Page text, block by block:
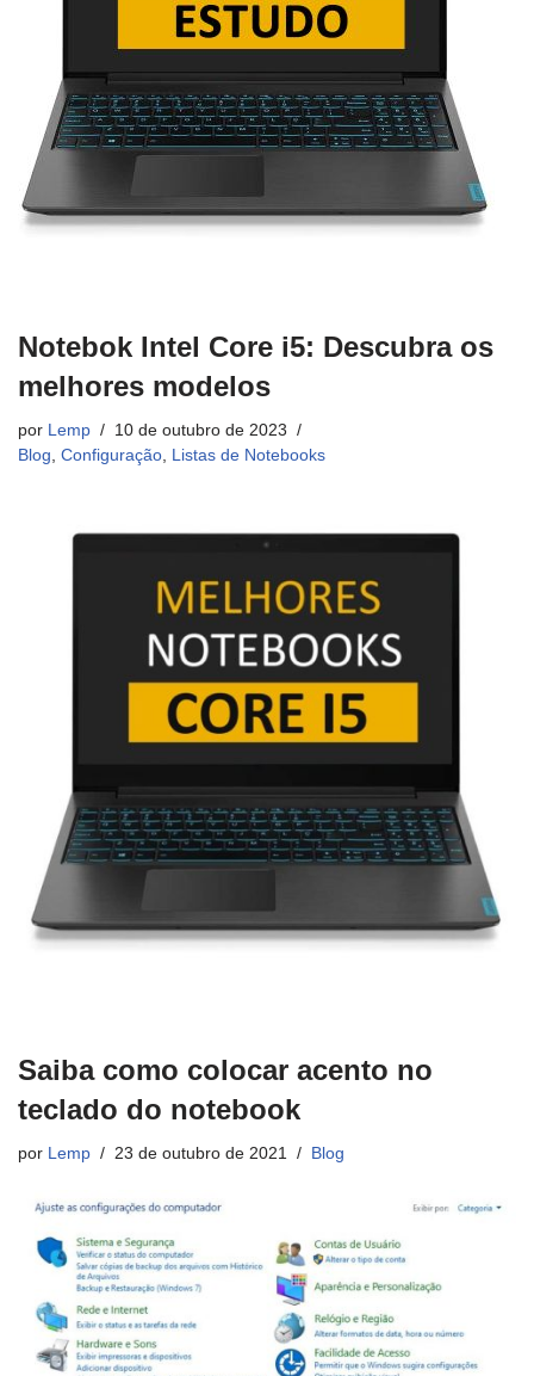
Notebok Intel Core i5: Descubra os
melhores modelos
por Lemp
10 de outubro de 2023
Blog, Configuração, Listas de Notebooks
Saiba como colocar acento no
teclado do notebook
por Lemp 23 de outubro de 2021 Blog